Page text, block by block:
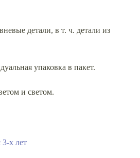
детали, в т. ч. детали из
упаковка в пакет.
и светом.
3-х лет